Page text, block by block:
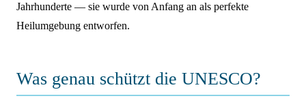
Jahrhunderte — sie wurde von Anfang an als perfekte
Heilumgebung entworfen.
Was genau schützt die UNESCO?